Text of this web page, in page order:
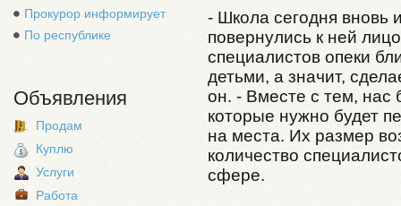
Прокурор информирует
По республике
Объявления
Продам
Куплю
Услуги
Работа
- Школа сегодня вновь
повернулись к ней
специалистов опеки
детьми, а значит,
он. - Вместе с тем, нас
которые нужно будет
на места. Их размер
количество
сфере.